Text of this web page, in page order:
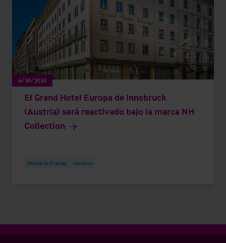
6/30/2026
El Grand Hotel Europa de Innsbruck
(Austria) será reactivado bajo la marca NH
Collection
Notas de Prensa Hoteles